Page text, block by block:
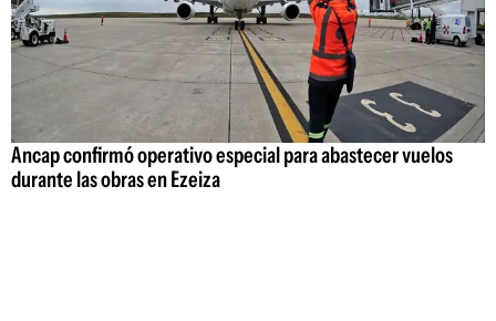
Ancap confirmó operativo especial para abastecer vuelos
durante las obras en Ezeiza